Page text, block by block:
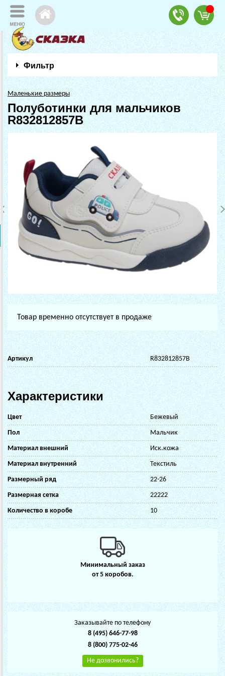
Фильтр
Маленькие размеры
Полуботинки для мальчиков
R832812857B
Товар временно отсутствует в продаже
Артикул R832812857B
Характеристики
Цвет Бежевый
Пол Мальчик
Материал внешний Иск.кожа
Материал внутренний Текстиль
Размерный ряд 22-26
Размерная сетка 22222
Количество в коробе 10
Минимальный заказ
от 5 коробов.
Заказывайте по телефону
8 (495) 646-77-98
8 (800) 775-02-46
Не дозвонились?